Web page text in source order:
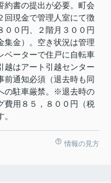
約書の提出が必要。町会
回現金で管理人室にて徴
００円、２階月３００円
集金）。空き状況は管理
ベーターで住戸に自転車
越はアート引越センター
前通知必須（退去時も同
の駐車厳禁。※退去時の
費用８５，８００円（税
情報の見方